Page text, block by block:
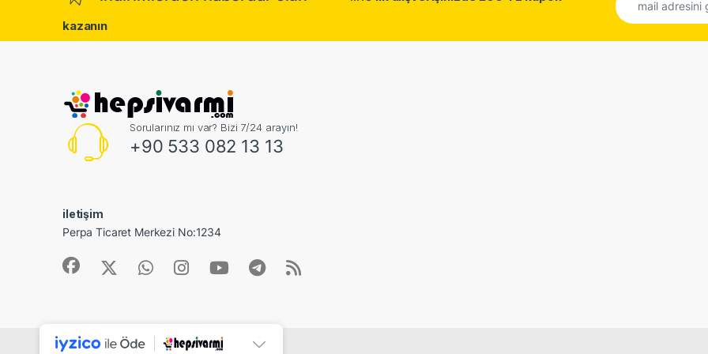
kazanın
Sorularınız mı var? Bizi 7/24 arayın!
+90 533 082 13 13
iletişim
Perpa Ticaret Merkezi No:1234
©Dijital ID Bilişiim- All Rights Reserved